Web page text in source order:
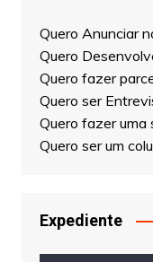
Quero Anunciar
Quero
Quero fazer
Quero ser
Quero fazer uma
Quero ser um
Expediente